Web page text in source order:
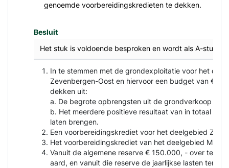
genoemde voorbereidingskredieten te dekken.
Besluit
Het stuk is voldoende besproken en wordt als A-stuk
In te stemmen met de grondexploitatie voor het
Zevenbergen-Oost en hiervoor een budget van €
dekken uit:
a. De begrote opbrengsten uit de grondverkoop van
b. Het meerdere positieve resultaat van in totaal €
laten brengen.
Een voorbereidingskrediet voor het deelgebied
Het voorbereidingskrediet van het deelgebied
Vanuit de algemene reserve € 150.000, - over te
aard, en vanuit die reserve de jaarlijkse lasten ten